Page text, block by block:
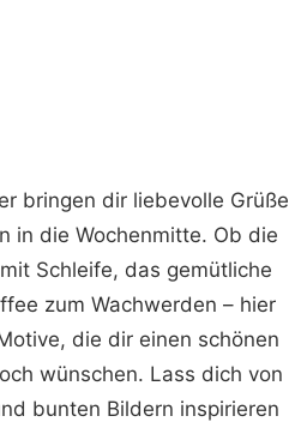
bringen dir liebevolle Grüße
in die Wochenmitte. Ob die
Schleife, das gemütliche
zum Wachwerden – hier
die dir einen schönen
wünschen. Lass dich von
bunten Bildern inspirieren